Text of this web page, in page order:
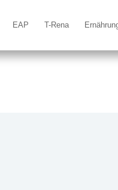
EAP T-Rena